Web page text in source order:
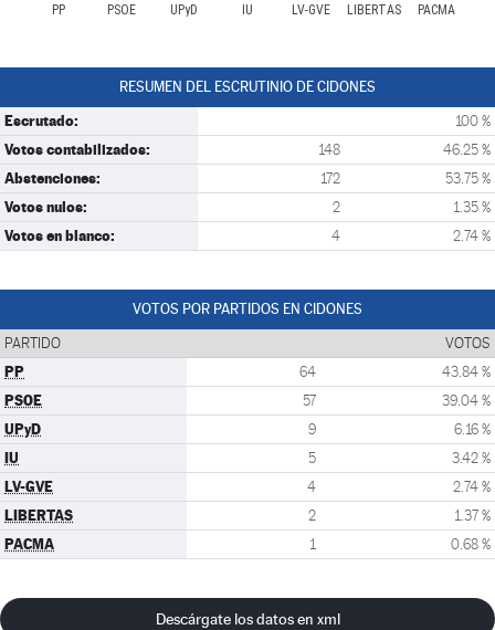
PP PSOE UPyD IU LV-GVE LIBERTAS PACMA
RESUMEN DEL ESCRUTINIO DE CIDONES
Escrutado: 100 %
Votos contabilizados: 148 46.25 %
Abstenciones: 172 53.75 %
Votos nulos: 2 1.35 %
Votos en blanco: 4 2.74 %
VOTOS POR PARTIDOS EN CIDONES
PARTIDO VOTOS
PP 64 43.84 %
PSOE 57 39.04 %
UPyD 9 6.16 %
IU 5 3.42 %
LV-GVE 4 2.74 %
LIBERTAS 2 1.37 %
PACMA 1 0.68 %
Descárgate los datos en xml